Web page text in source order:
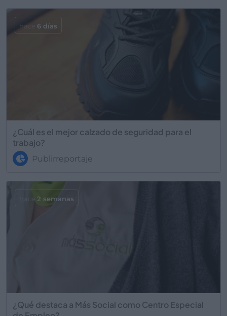
¿Cuál es el mejor calzado de seguridad para el
trabajo?
Publirreportaje
hace 6 días
¿Qué destaca a Más Social como Centro Especial
hace 2 semanas